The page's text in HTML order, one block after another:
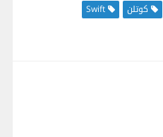
كوتلن
Swift